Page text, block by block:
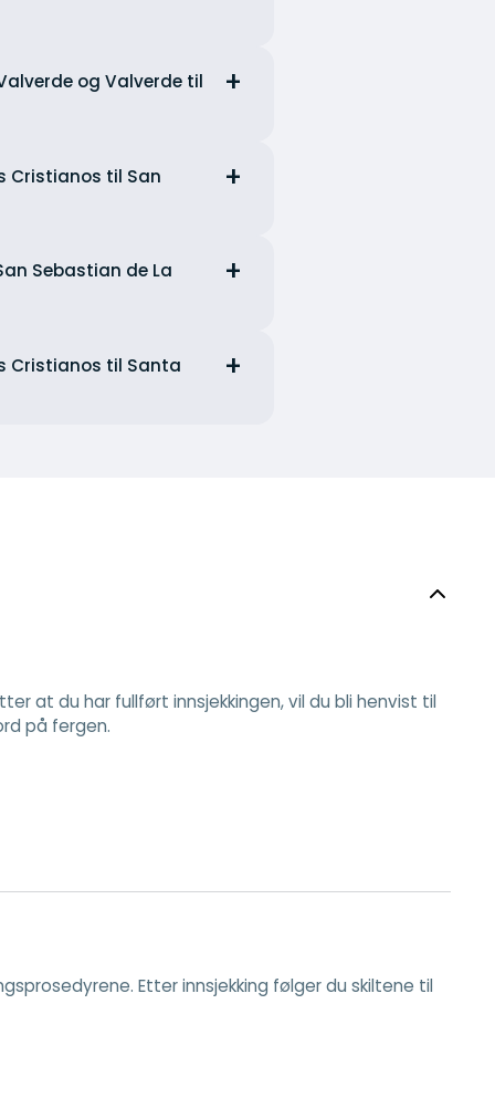
og Valverde til
Cristianos til San
Sebastian de La
Cristianos til Santa
at du har fullført innsjekkingen, vil du bli henvist til
på fergen.
Etter innsjekking følger du skiltene til